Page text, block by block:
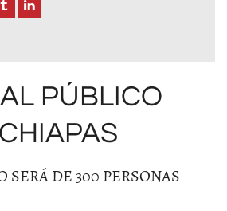
PÚBLICO
SERÁ DE 300 PERSONAS